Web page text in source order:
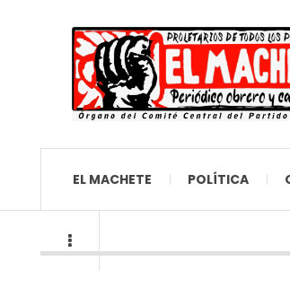
EL MACHETE POLÍTICA